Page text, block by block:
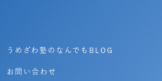
うめざわ塾のなんでもBLOG
お問い合わせ